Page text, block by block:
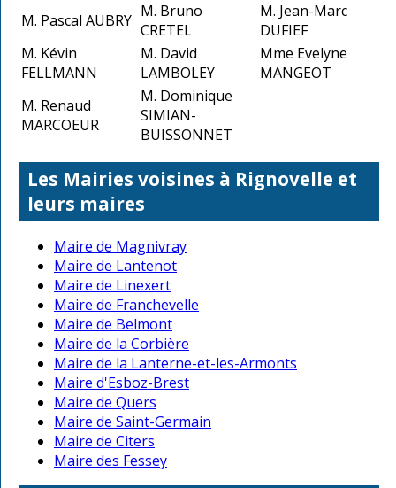
M. Pascal AUBRY M. Bruno
CRETEL
M. Jean-Marc
DUFIEF
M. Kévin
FELLMANN
M. David
LAMBOLEY
Mme Evelyne
MANGEOT
M. Renaud
MARCOEUR
M. Dominique
SIMIAN-
BUISSONNET
Les Mairies voisines à Rignovelle et
leurs maires
Maire de Magnivray
Maire de Lantenot
Maire de Linexert
Maire de Franchevelle
Maire de Belmont
Maire de la Corbière
Maire de la Lanterne-et-les-Armonts
Maire d'Esboz-Brest
Maire de Quers
Maire de Saint-Germain
Maire de Citers
Maire des Fessey